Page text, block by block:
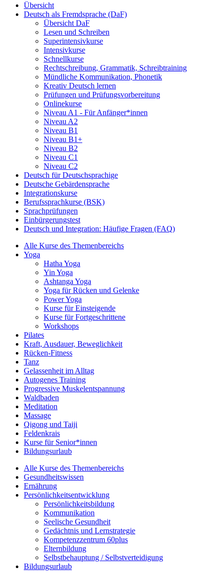
Übersicht
Deutsch als Fremdsprache (DaF)
Übersicht DaF
Lesen und Schreiben
Superintensivkurse
Intensivkurse
Schnellkurse
Rechtschreibung, Grammatik, Schreibtraining
Mündliche Kommunikation, Phonetik
Kreativ Deutsch lernen
Prüfungen und Prüfungsvorbereitung
Onlinekurse
Niveau A1 - Für Anfänger*innen
Niveau A2
Niveau B1
Niveau B1+
Niveau B2
Niveau C1
Niveau C2
Deutsch für Deutschsprachige
Deutsche Gebärdensprache
Integrationskurse
Berufssprachkurse (BSK)
Sprachprüfungen
Einbürgerungstest
Deutsch und Integration: Häufige Fragen (FAQ)
Alle Kurse des Themenbereichs
Yoga
Hatha Yoga
Yin Yoga
Ashtanga Yoga
Yoga für Rücken und Gelenke
Power Yoga
Kurse für Einsteigende
Kurse für Fortgeschrittene
Workshops
Pilates
Kraft, Ausdauer, Beweglichkeit
Rücken-Fitness
Tanz
Gelassenheit im Alltag
Autogenes Training
Progressive Muskelentspannung
Waldbaden
Meditation
Massage
Qigong und Taiji
Feldenkrais
Kurse für Senior*innen
Bildungsurlaub
Alle Kurse des Themenbereichs
Gesundheitswissen
Ernährung
Persönlichkeitsentwicklung
Persönlichkeitsbildung
Kommunikation
Seelische Gesundheit
Gedächtnis und Lernstrategie
Kompetenzzentrum 60plus
Elternbildung
Selbstbehauptung / Selbstverteidigung
Bildungsurlaub